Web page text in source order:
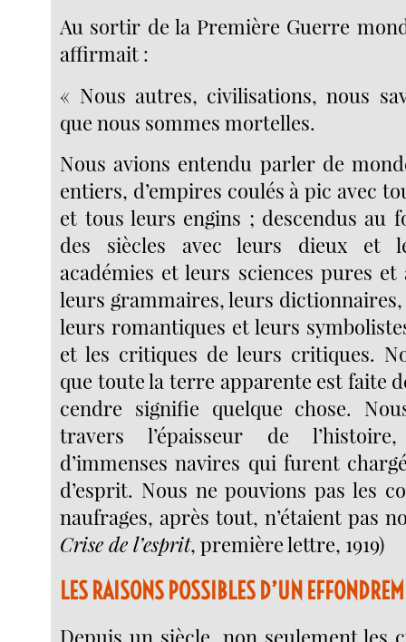
Au sortir de la Première Guerre
affirmait :
« Nous autres, civilisations, nous
que nous sommes mortelles.
Nous avions entendu parler de
entiers, d’empires coulés à pic avec
et tous leurs engins ; descendus au
des siècles avec leurs dieux et
académies et leurs sciences pures et
leurs grammaires, leurs dictionnaires,
leurs romantiques et leurs
et les critiques de leurs critiques.
que toute la terre apparente est faite
cendre signifie quelque chose.
travers l’épaisseur de
d’immenses navires qui furent
d’esprit. Nous ne pouvions pas les
naufrages, après tout, n’étaient pas
Crise de l’esprit, première lettre, 1919)
LES RAISONS POSSIBLES D’UN